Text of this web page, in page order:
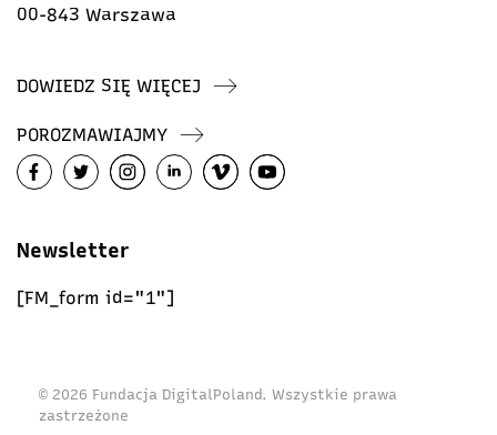
00-843 Warszawa
DOWIEDZ SIĘ WIĘCEJ
POROZMAWIAJMY
Newsletter
[FM_form id="1"]
© 2026 Fundacja DigitalPoland. Wszystkie prawa
zastrzeżone